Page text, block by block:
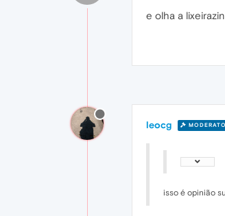
e olha a
leocg
isso é opinião